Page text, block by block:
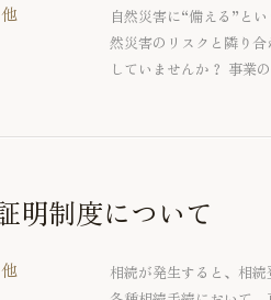
自然災害に“備える”と
然災害のリスクと隣り
していませんか？ 事業
明制度について
相続が発生すると、相